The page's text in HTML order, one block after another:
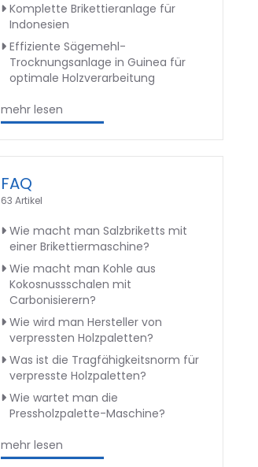
Komplette Brikettieranlage für
Indonesien
Effiziente Sägemehl-
Trocknungsanlage in Guinea für
optimale Holzverarbeitung
mehr lesen
FAQ
63 Artikel
Wie macht man Salzbriketts mit
einer Brikettiermaschine?
Wie macht man Kohle aus
Kokosnussschalen mit
Carbonisierern?
Wie wird man Hersteller von
verpressten Holzpaletten?
Was ist die Tragfähigkeitsnorm für
verpresste Holzpaletten?
Wie wartet man die
Pressholzpalette-Maschine?
mehr lesen